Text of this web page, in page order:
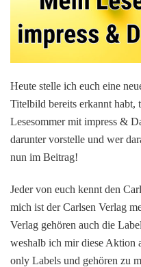
&
Diamonds.
Heute stelle ich euch eine
Titelbild bereits erkannt habt,
Lesesommer mit impress &
darunter vorstelle und wer
nun im Beitrag!
Jeder von euch kennt den
mich ist der Carlsen Verlag
Verlag gehören auch die
weshalb ich mir diese Aktion
only Labels und gehören zu